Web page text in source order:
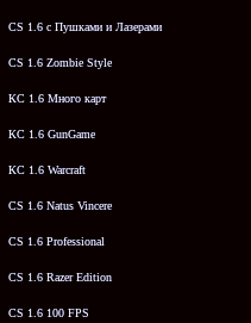
CS 1.6 с Пушками и Лазерами
CS 1.6 Zombie Style
КС 1.6 Много карт
КС 1.6 GunGame
КС 1.6 Warcraft
CS 1.6 Natus Vincere
CS 1.6 Professional
CS 1.6 Razer Edition
CS 1.6 100 FPS